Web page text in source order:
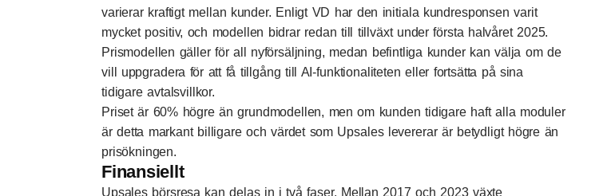
varierar kraftigt mellan kunder. Enligt VD har den initiala kundresponsen varit
mycket positiv, och modellen bidrar redan till tillväxt under första halvåret 2025.
Prismodellen gäller för all nyförsäljning, medan befintliga kunder kan välja om de
vill uppgradera för att få tillgång till AI-funktionaliteten eller fortsätta på sina
tidigare avtalsvillkor.
Priset är 60% högre än grundmodellen, men om kunden tidigare haft alla moduler
är detta markant billigare och värdet som Upsales levererar är betydligt högre än
prisökningen.
Finansiellt
Upsales börsresa kan delas in i två faser. Mellan 2017 och 2023 växte